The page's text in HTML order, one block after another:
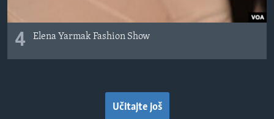
4 Elena Yarmak Fashion Show
Učitajte još